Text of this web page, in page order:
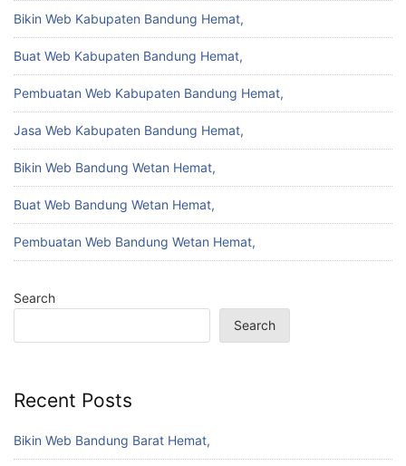
Bikin Web Kabupaten Bandung Hemat,
Buat Web Kabupaten Bandung Hemat,
Pembuatan Web Kabupaten Bandung Hemat,
Jasa Web Kabupaten Bandung Hemat,
Bikin Web Bandung Wetan Hemat,
Buat Web Bandung Wetan Hemat,
Pembuatan Web Bandung Wetan Hemat,
Search
Search
Recent Posts
Bikin Web Bandung Barat Hemat,